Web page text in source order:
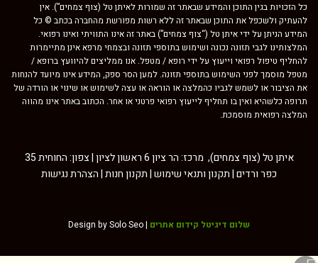
כל הזכויות בגין התוכן והמידע שבאתר זה שמורות לאיתן טל (צוף צמחים”). אין
להעתיק ולשכפל את התוכן שבאתר זה ללא רשות מפורשת מהחברה בכתב © כל
המידע הניתן על ידי איתן טל (“צוף צמחים”) באתר זה אינו התוויתי ואינו רפואי.
המלצותינו לגבי תזונה נכונה ושימוש בתוספי תזונה ובצמחי מרפא אינן מתיימרות
להחליף טיפול רפואי וייעוץ על ידי רופא / מטפל. אנו ממליצים להיוועץ ברופא /
מטפל מוסמך לפני השימוש בתוספי תזונה. למען הסר ספק, המידע אינו מיועד להנחות
את הציבור או לשמש לגביו כהמלצה או הוראה או עצה לשימוש או שינוי או הורדה של
תרופה כלשהיא ואין בו תחליף לייעוץ רפואי פרטני או אחר. הכתוב באתר אינו מהווה
המלצה רפואית מוסמכת.
איתן טל (צוף צמחים), מרכז: הר ציון 6 ראשון לציון | צפון: החוחית 35
כפר ורדים |תקנון ותנאי שימוש|תקנון חנות|הצהרת נגישות
Design by Solo Seo | שלום דיגיטל קידום אתרים